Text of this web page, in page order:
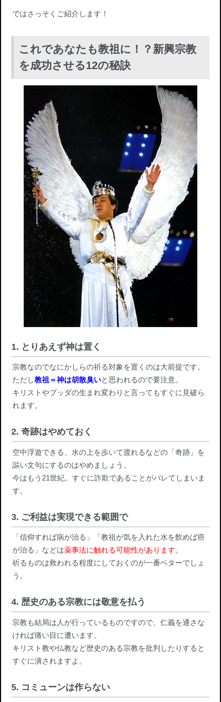
ではさっそくご紹介します！
これであなたも教祖に！？新興宗教
を成功させる12の秘訣
1. とりあえず神は置く
宗教なのでなにかしらの祈る対象を置くのは大前提です。
ただし教祖＝神は胡散臭いと思われるので要注意。
キリストやブッダの生まれ変わりと言ってもすぐに見破ら
れます。
2. 奇跡はやめておく
空中浮遊できる、水の上を歩いて渡れるなどの「奇跡」を
謳い文句にするのはやめましょう。
今はもう21世紀。すぐに詐欺であることがバレてしまいま
す。
3. ご利益は実現できる範囲で
「信仰すれば病が治る」「教祖が気を入れた水を飲めば癌
が治る」などは薬事法に触れる可能性があります。
祈るものは救われる程度にしておくのが一番ベターでしょ
う。
4. 歴史のある宗教には敬意を払う
宗教も結局は人が行っているものですので、仁義を通さな
ければ痛い目に遭います。
キリスト教や仏教など歴史のある宗教を批判したりすると
すぐに潰されますよ。
5. コミューンは作らない